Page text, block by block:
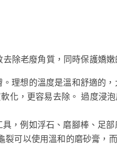
除老廢角質，同時保護嬌嫩
理想的溫度是溫和舒適的
化，更容易去除。 過度浸
，例如浮石、磨腳棒、足
可以使用溫和的磨砂膏，